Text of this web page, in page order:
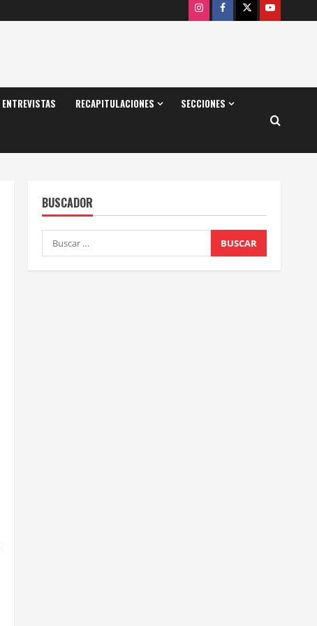
InstagramFacebook
X Youtube
ENTREVISTAS RECAPITULACIONES SECCIONES
BUSCADOR
Buscar: